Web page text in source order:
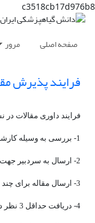
c3518cb17d976b8
صفحه اصلی مرور
فرایند پذیرش
فرایند داوری مقالات
1- بررسی به وسیله کارشناس
2- ارسال به سردبیر جهت تعیین داور یا دبیر تخصصی
3- ارسال مقاله برای چند داور
4- دریافت حداقل 3 نظر درباره مقاله